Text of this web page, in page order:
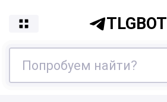
TLGBOT